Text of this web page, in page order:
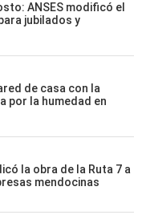
ANSES modificó el
jubilados y
de casa con la
por la humedad en
la obra de la Ruta 7 a
mendocinas